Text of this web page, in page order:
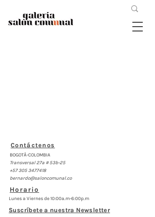
Contáctenos
BOGOTÁ-COLOMBIA
Transversal 27a # 53b-25
+57 305 3477418
bernardo@saloncomunal.co
Horario
Lunes a Viernes de 10:00a.m-6:00p.m
Suscríbete a nuestra Newsletter